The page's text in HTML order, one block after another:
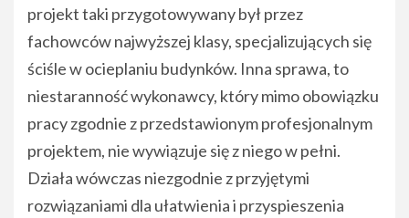
projekt taki przygotowywany był przez
fachowców najwyższej klasy, specjalizujących się
ściśle w ocieplaniu budynków. Inna sprawa, to
niestaranność wykonawcy, który mimo obowiązku
pracy zgodnie z przedstawionym profesjonalnym
projektem, nie wywiązuje się z niego w pełni.
Działa wówczas niezgodnie z przyjętymi
rozwiązaniami dla ułatwienia i przyspieszenia